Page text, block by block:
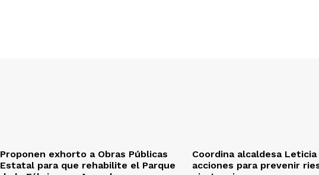
Proponen exhorto a Obras Públicas
Estatal para que rehabilite el Parque
Coordina alcaldesa
acciones para prevenir